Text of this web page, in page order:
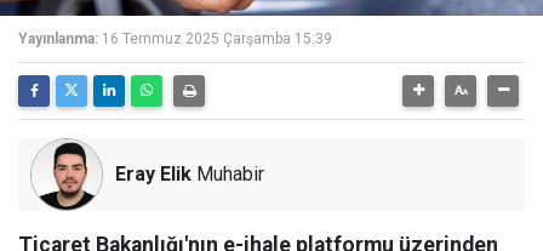
Yayınlanma: 16 Temmuz 2025 Çarşamba 15:39
Eray Elik Muhabir
Ticaret Bakanlığı'nın e-ihale platformu üzerinden